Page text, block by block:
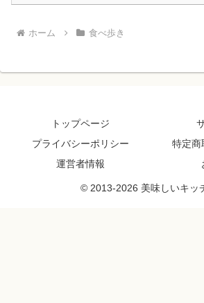
ホーム 食べ歩き
トップページ
プライバシーポリシー
特定商
運営者情報
© 2013-2026 美味しいキッ